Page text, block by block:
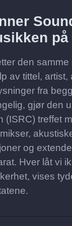
den samme
av tittel, artist,
fra
gjør den
(ISRC) treffet
og
Hver låt vi
vises